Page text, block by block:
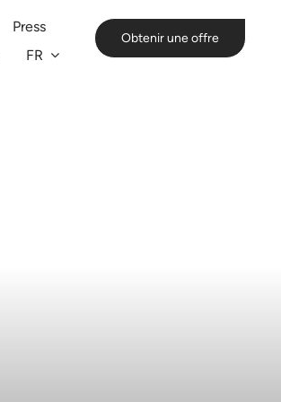
Press
FR
Obtenir une offre